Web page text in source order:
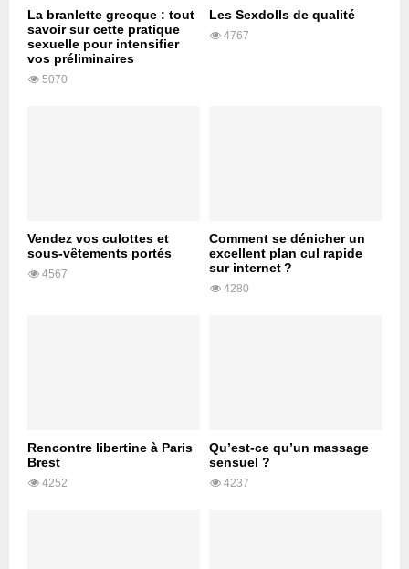
La branlette grecque : tout
savoir sur cette pratique
sexuelle pour intensifier
vos préliminaires
5070
Les Sexdolls de qualité
4767
Vendez vos culottes et
sous-vêtements portés
4567
Comment se dénicher un
excellent plan cul rapide
sur internet ?
4280
Rencontre libertine à Paris
Brest
4252
Qu’est-ce qu’un massage
sensuel ?
4237